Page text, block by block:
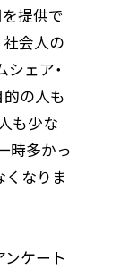
提供で
会人の
シェア・
の人も
も少な
時多かっ
なりま
ケート